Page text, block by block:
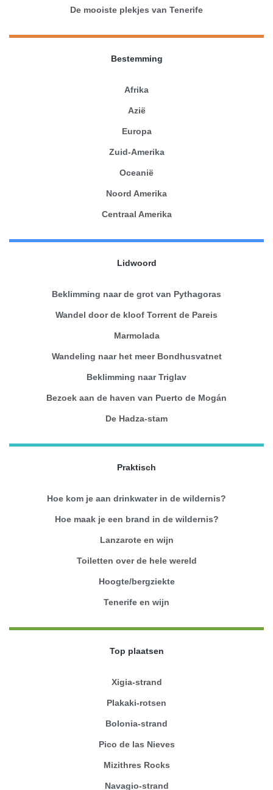
De mooiste plekjes van Tenerife
Bestemming
Afrika
Azië
Europa
Zuid-Amerika
Oceanië
Noord Amerika
Centraal Amerika
Lidwoord
Beklimming naar de grot van Pythagoras
Wandel door de kloof Torrent de Pareis
Marmolada
Wandeling naar het meer Bondhusvatnet
Beklimming naar Triglav
Bezoek aan de haven van Puerto de Mogán
De Hadza-stam
Praktisch
Hoe kom je aan drinkwater in de wildernis?
Hoe maak je een brand in de wildernis?
Lanzarote en wijn
Toiletten over de hele wereld
Hoogte/bergziekte
Tenerife en wijn
Top plaatsen
Xigia-strand
Plakaki-rotsen
Bolonia-strand
Pico de las Nieves
Mizithres Rocks
Navagio-strand